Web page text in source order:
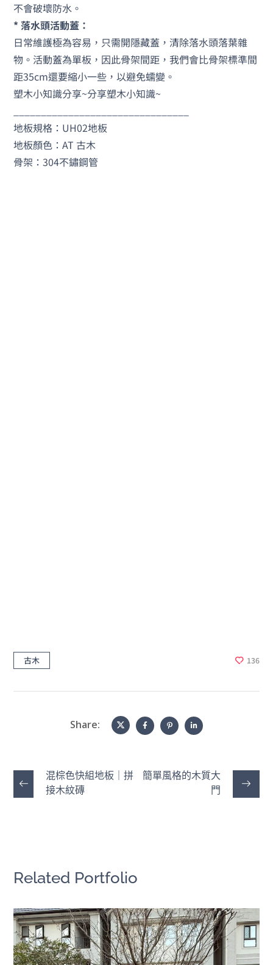
不會破壞防水。
* 落水頭活動蓋：
日常維護極為容易，只需開隱藏蓋，清除落水頭落葉雜
物。活動蓋為單板，因此骨架間距，我們會比骨架標準間
距35cm還要縮小一些，以避免蠕變。
塑木小知識分享~分享塑木小知識~
地板規格：UH02地板
地板顏色：AT 古木
骨架：304不鏽鋼管
古木 136
Share:
混棕色快組地板｜拼
接木紋磚
簡單風格的木質大
門
Related Portfolio
美新塑木｜打造理想庭院空間
戶外地板 / 牆板圍籬天花